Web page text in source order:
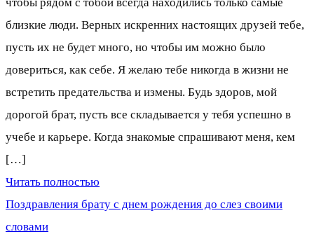
близкие люди. Верных искренних настоящих друзей тебе,
пусть их не будет много, но чтобы им можно было
довериться, как себе. Я желаю тебе никогда в жизни не
встретить предательства и измены. Будь здоров, мой
дорогой брат, пусть все складывается у тебя успешно в
учебе и карьере. Когда знакомые спрашивают меня, кем
[…]
Читать полностью
Поздравления брату с днем рождения до слез своими
словами